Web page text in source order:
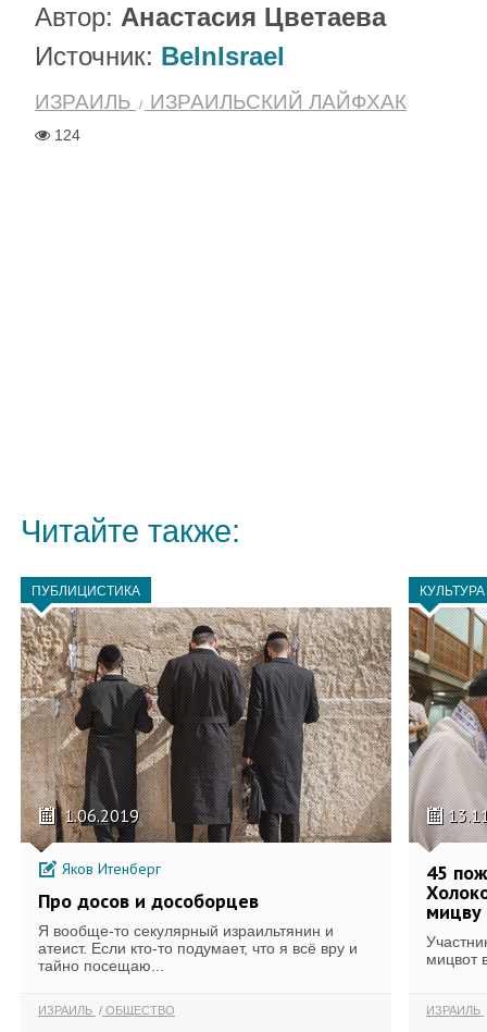
Автор: Анастасия Цветаева
Источник: BeInIsrael
ИЗРАИЛЬ ИЗРАИЛЬСКИЙ ЛАЙФХАК
124
Читайте также:
ПУБЛИЦИСТИКА
1.06.2019
Яков Итенберг
Про досов и дособорцев
Я вообще-то секулярный израильтянин и
атеист. Если кто-то подумает, что я всё вру и
тайно посещаю...
ИЗРАИЛЬ ОБЩЕСТВО
КУЛЬТУРА
45
мицву
мицвот
ИЗРАИЛЬ